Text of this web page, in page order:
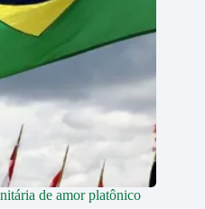
de amor platônico